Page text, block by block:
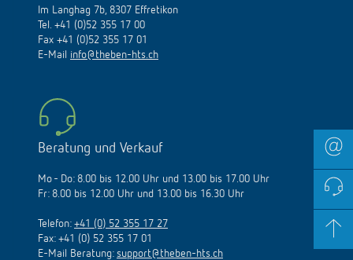
Im Langhag 7b, 8307 Effretikon
Tel. +41 (0)52 355 17 00
Fax +41 (0)52 355 17 01
E-Mail info@theben-hts.ch
Beratung und Verkauf
Mo - Do: 8.00 bis 12.00 Uhr und 13.00 bis 17.00 Uhr
Fr: 8.00 bis 12.00 Uhr und 13.00 bis 16.30 Uhr
Telefon: +41 (0) 52 355 17 27
Fax: +41 (0) 52 355 17 01
E-Mail Beratung: support@theben-hts.ch